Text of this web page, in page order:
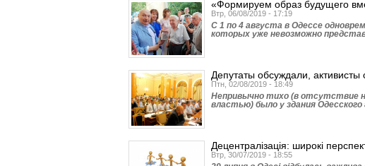
«Формируем образ будущего
Втр, 06/08/2019 - 17:19
С 1 по 4 августа в Одессе
которых уже невозможно
Депутаты обсуждали, активисты
Птн, 02/08/2019 - 18:49
Непривычно тихо (в отсутствие
властью) было у здания Одесского
Децентралізація: широкі
Втр, 30/07/2019 - 18:55